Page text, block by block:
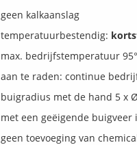
geen kalkaanslag
temperatuurbestendig:
max. bedrijfstemperatuur
aan te raden: continue
buigradius met de hand 5 x
met een geëigende
geen toevoeging van